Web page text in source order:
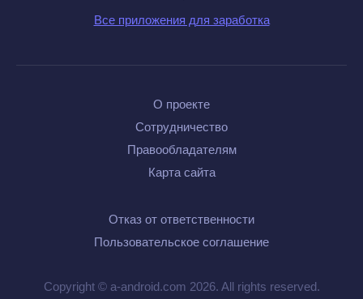
Все приложения для заработка
О проекте
Сотрудничество
Правообладателям
Карта сайта
Отказ от ответственности
Пользовательское соглашение
Copyright © a-android.com 2026. All rights reserved.